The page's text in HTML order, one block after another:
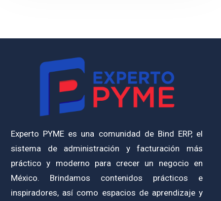
Experto PYME es una comunidad de Bind ERP, el
sistema de administración y facturación más
práctico y moderno para crecer un negocio en
México. Brindamos contenidos prácticos e
inspiradores, así como espacios de aprendizaje y